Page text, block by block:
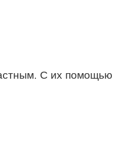
С их помощью